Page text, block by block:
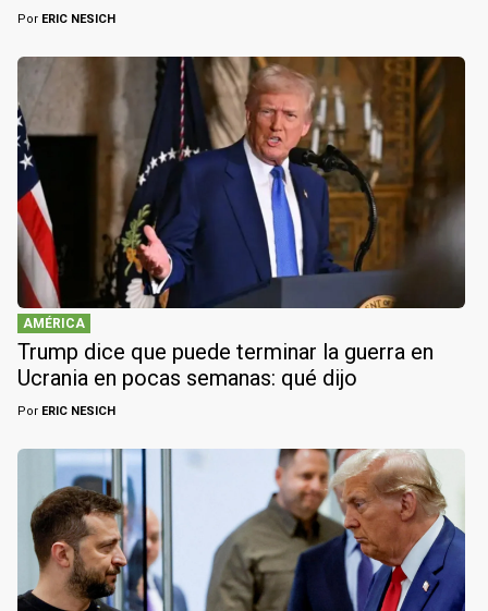
Por ERIC NESICH
AMÉRICA
Trump dice que puede terminar la guerra en
Ucrania en pocas semanas: qué dijo
Por ERIC NESICH